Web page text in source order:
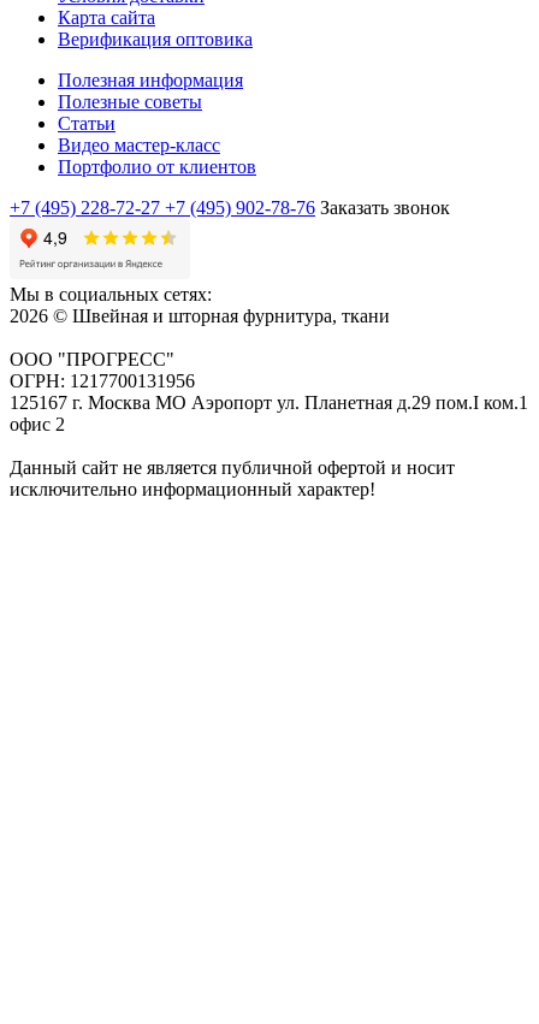
Карта сайта
Верификация оптовика
Полезная информация
Полезные советы
Статьи
Видео мастер-класс
Портфолио от клиентов
+7 (495) 228-72-27 +7 (495) 902-78-76 Заказать звонок
Мы в социальных сетях:
2026 © Швейная и шторная фурнитура, ткани
ООО "ПРОГРЕСС"
ОГРН: 1217700131956
125167 г. Москва МО Аэропорт ул. Планетная д.29 пом.I ком.1
офис 2
Данный сайт не является публичной офертой и носит
исключительно информационный характер!